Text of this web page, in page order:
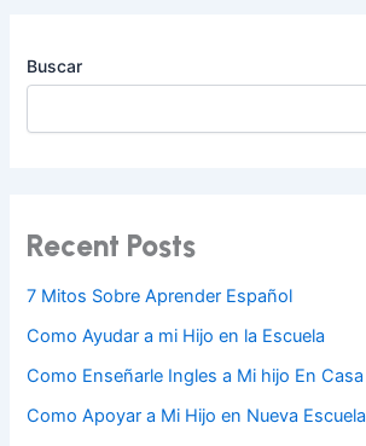
Buscar
Recent Posts
7 Mitos Sobre Aprender Español
Como Ayudar a mi Hijo en la Escuela
Como Enseñarle Ingles a Mi hijo En Casa
Como Apoyar a Mi Hijo en Nueva Escuela